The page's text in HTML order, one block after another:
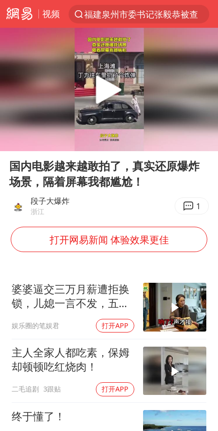
视频
福建泉州市委书记张毅恭被查
全球首个长时储能一体化产业园量产
台风白海豚已进入24小时警戒线
“秋天的第一杯奶茶”6岁了
上海：台风白海豚或将带来龙卷风
四川宜宾高县4.9级地震致1死
国乒男单横滨冠军赛全军覆没
38岁演员求职万岁山NPC成功
胡彦斌获《歌手2026》歌王
中巨芯：上半年归母净利润1405.77万元
名创优品回应女子吐槽内裤质量差
百花奖开幕式
胡彦斌韩磊 谁帮谁
夯实基础开新局
Play
国内电影越来越敢拍了，真实还原爆炸
场景，隔着屏幕我都尴尬！
段子大爆炸
浙江 1
打开网易新闻 体验效果更佳
婆婆逼交三万月薪遭拒换
锁，儿媳一言不发，五天
娱乐圈的笔娱君 打开APP
主人全家人都吃素，保姆
却顿顿吃红烧肉！
二毛追剧 3跟贴 打开APP
终于懂了！